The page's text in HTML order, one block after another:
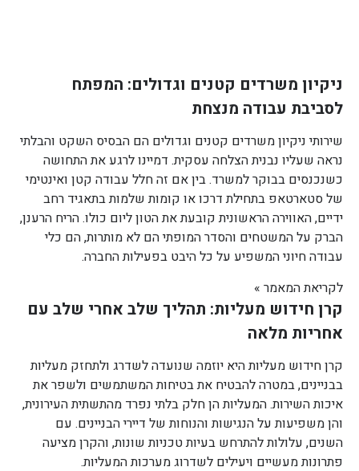
ניקיון משרדים קטנים וגדולים: המפתח
לסביבת עבודה מנצחת
שירותי ניקיון משרדים קטנים וגדולים הם הבסיס השקט והבלתי
נראה שעליו נבנית הצלחה עסקית. דמיינו לרגע את התחושה
כשנכנסים בבוקר למשרד. בין אם זה חלל עבודה קטן ואינטימי
של סטארטאפ בתחילת דרכו או קומות שלמות בתאגיד רחב
ידיים, האווירה הראשונית קובעת את הטון ליום כולו. הריח הרענן,
הברק על המשטחים והסדר המופתי הם לא מותרות, הם כלי
עבודה חיוני המשפיע על כל היבט בפעילות החברה.
לקריאת המאמר »
קרן חידוש מעליות: תהליך שלב אחרי שלב עם
אחריות מלאה
קרן חידוש מעליות היא יוזמה שנועדה לשדרג ולתחזק מעליות
בבניינים, במטרה להבטיח את בטיחות המשתמשים ולשפר את
איכות השירות. המעליות הן חלק בלתי נפרד מהתשתית העירונית,
והן משפיעות על הנגישות והנוחות של דיירי הבניינים. עם
השנים, עלולות להתרחש בעיות טכניות שונות, והקרן מציעה
פתרונות מעשיים ויעילים לשדרוג מערכות המעליות.